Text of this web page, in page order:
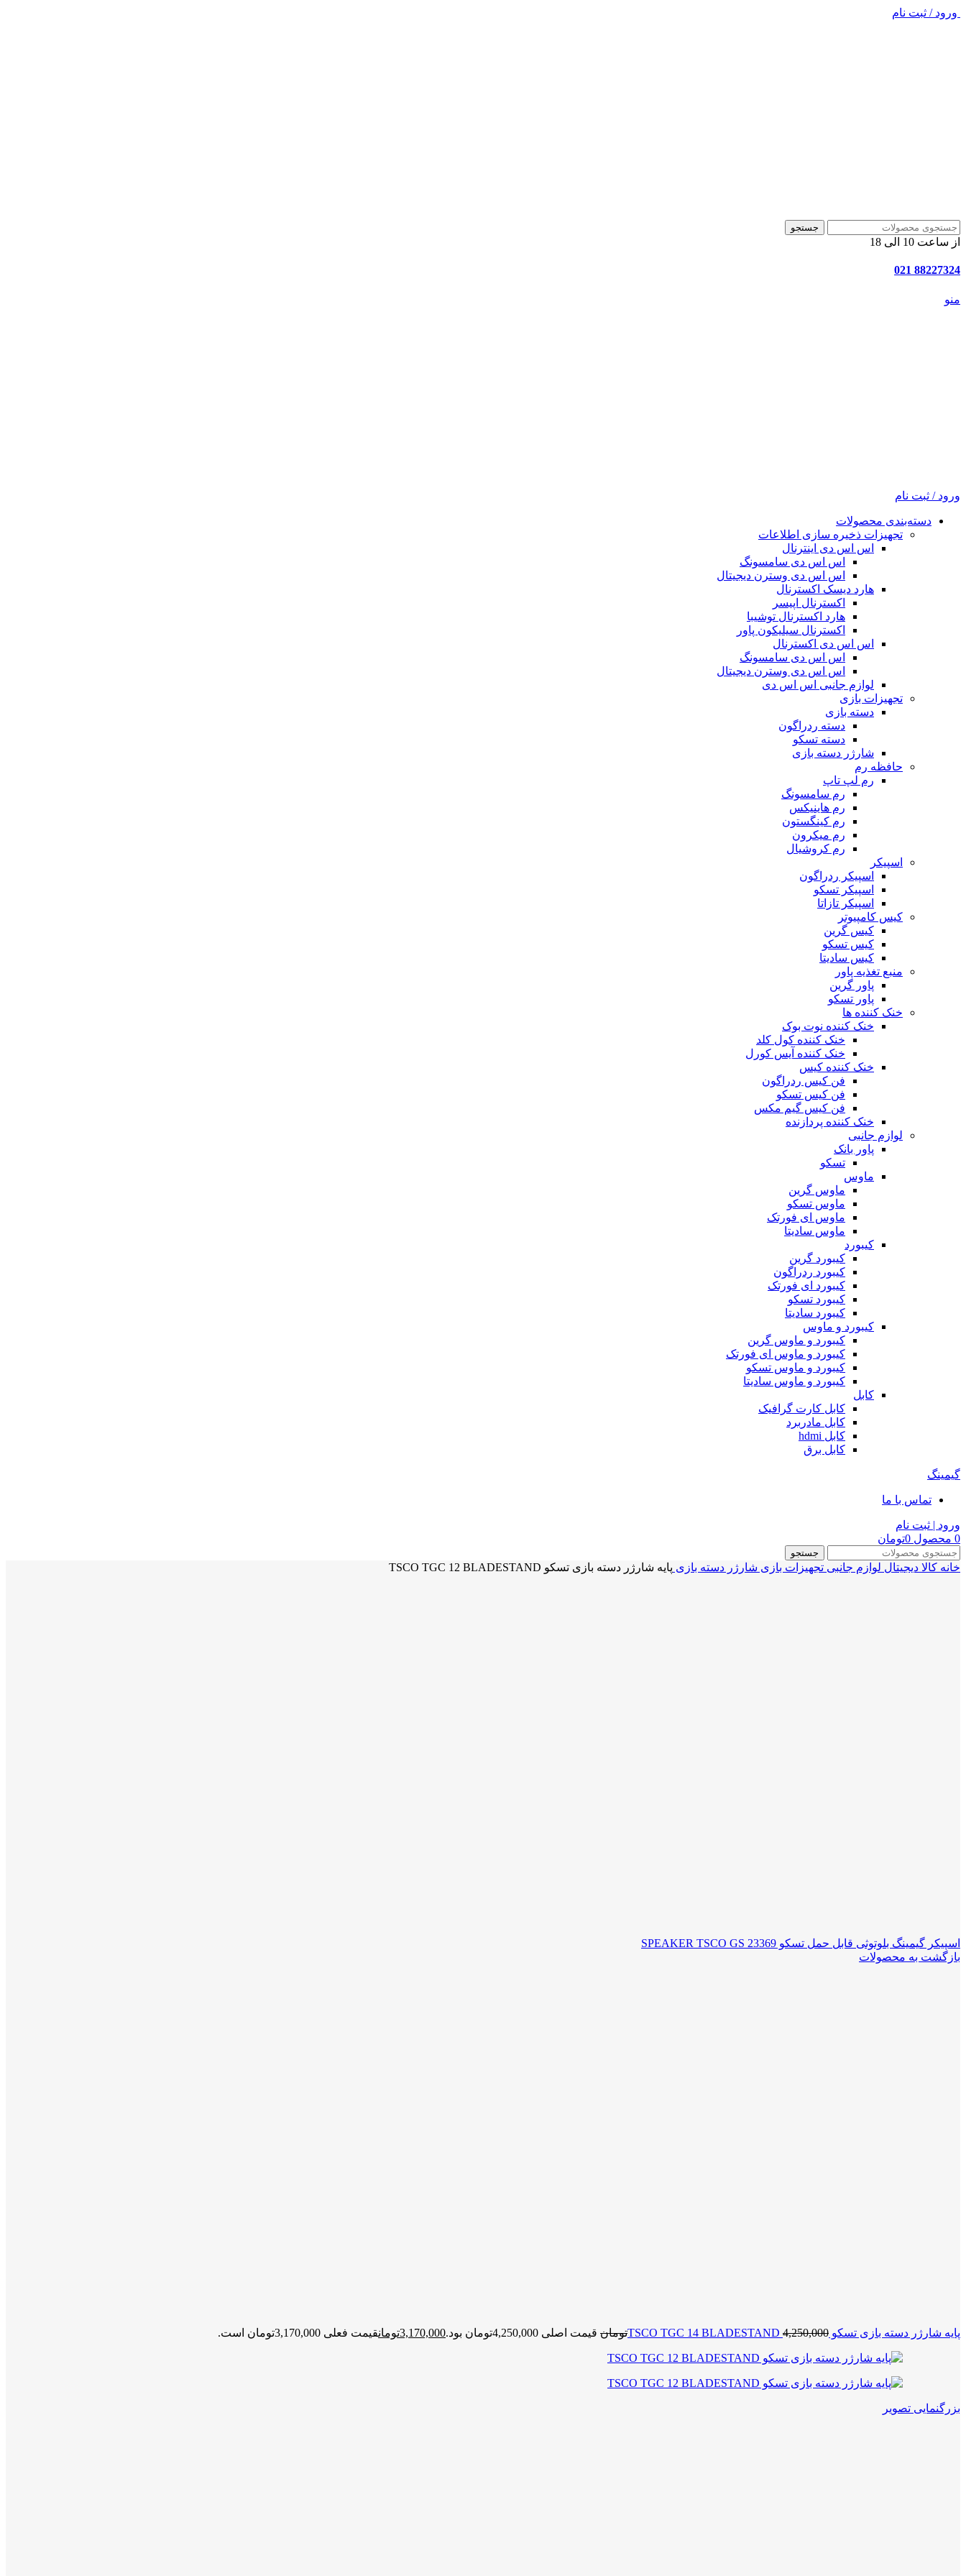
ورود / ثبت نام
جستجو
از ساعت 10 الی 18
88227324 021
منو
ورود / ثبت نام
دسته‌بندی محصولات
تجهیزات ذخیره سازی اطلاعات
اس اس دی اینترنال
اس اس دی سامسونگ
اس اس دی وسترن دیجیتال
هارد دیسک اکسترنال
اکسترنال اپیسر
هارد اکسترنال توشیبا
اکسترنال سیلیکون پاور
اس اس دی اکسترنال
اس اس دی سامسونگ
اس اس دی وسترن دیجیتال
لوازم جانبی اس اس دی
تجهیزات بازی
دسته بازی
دسته ردراگون
دسته تسکو
شارژر دسته بازی
حافظه رم
رم لپ تاپ
رم سامسونگ
رم هاینیکس
رم کینگستون
رم میکرون
رم کروشیال
اسپیکر
اسپیکر ردراگون
اسپیکر تسکو
اسپیکر تازاتا
کیس کامپیوتر
کیس گرین
کیس تسکو
کیس سادیتا
منبع تغذیه‌ پاور
پاور گرین
پاور تسکو
خنک کننده ها
خنک کننده نوت بوک
خنک کننده کول کلد
خنک کننده آیس کورل
خنک کننده کیس
فن کیس ردراگون
فن کیس تسکو
فن کیس گیم مکس
خنک کننده پردازنده
لوازم جانبی
پاور بانک
تسکو
ماوس
ماوس گرین
ماوس تسکو
ماوس ای فورتک
ماوس سادیتا
کیبورد
کیبورد گرین
کیبورد ردراگون
کیبورد ای فورتک
کیبورد تسکو
کیبورد سادیتا
کیبورد و ماوس
کیبورد و ماوس گرین
کیبورد و ماوس ای فورتک
کیبورد و ماوس تسکو
کیبورد و ماوس سادیتا
کابل
کابل کارت گرافیک
کابل مادربرد
کابل hdmi
کابل برق
گیمینگ
تماس با ما
ورود | ثبت نام
0 محصول 0تومان
جستجو
خانه کالا دیجیتال لوازم جانبی تجهیزات بازی شارژر دسته بازی پایه شارژر دسته بازی تسکو TSCO TGC 12 BLADESTAND
اسپیکر گیمینگ بلوتوثی قابل حمل تسکو SPEAKER TSCO GS 23369
بازگشت به محصولات
پایه شارژر دسته بازی تسکو TSCO TGC 14 BLADESTAND 4,250,000 تومان قیمت اصلی 4,250,000تومان بود. 3,170,000تومانقیمت فعلی 3,170,000تومان است.
بزرگنمایی تصویر